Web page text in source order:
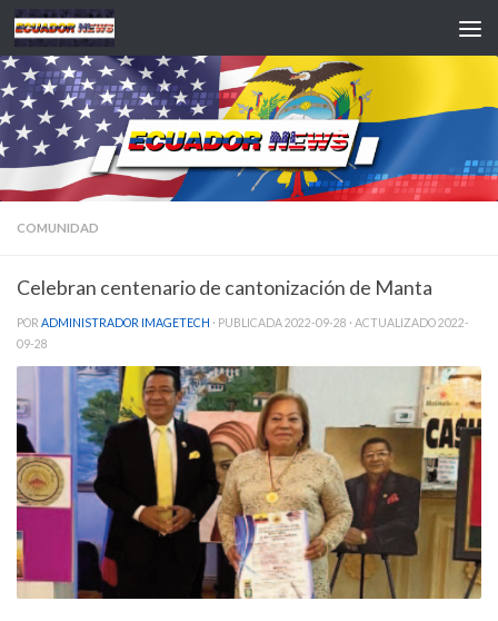
Saltar al contenido
COMUNIDAD
Celebran centenario de cantonización de Manta
POR ADMINISTRADOR IMAGETECH · PUBLICADA2022-09-28 · ACTUALIZADO2022-
09-28